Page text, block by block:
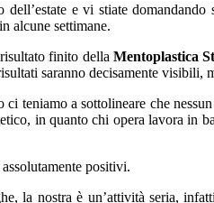
e vi stiate
alcune settimane.
finito della Mentoplastica
saranno decisamente
teniamo a sottolineare che
in quanto chi opera lavora in
positivi.
la nostra è un’attività seria,